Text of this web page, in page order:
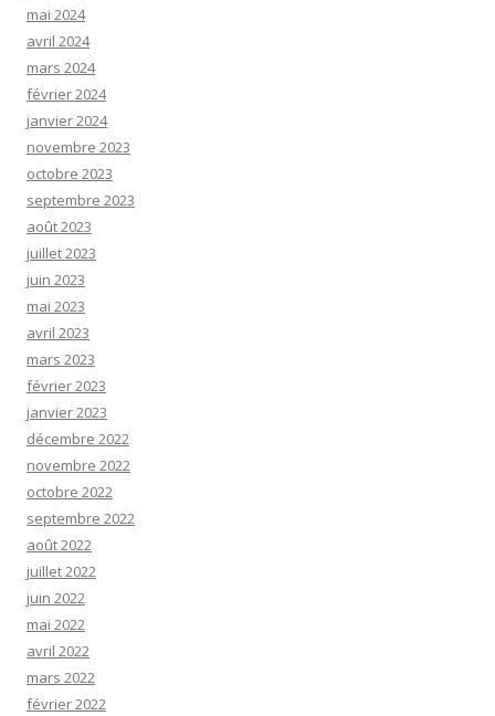
mai 2024
avril 2024
mars 2024
février 2024
janvier 2024
novembre 2023
octobre 2023
septembre 2023
août 2023
juillet 2023
juin 2023
mai 2023
avril 2023
mars 2023
février 2023
janvier 2023
décembre 2022
novembre 2022
octobre 2022
septembre 2022
août 2022
juillet 2022
juin 2022
mai 2022
avril 2022
mars 2022
février 2022